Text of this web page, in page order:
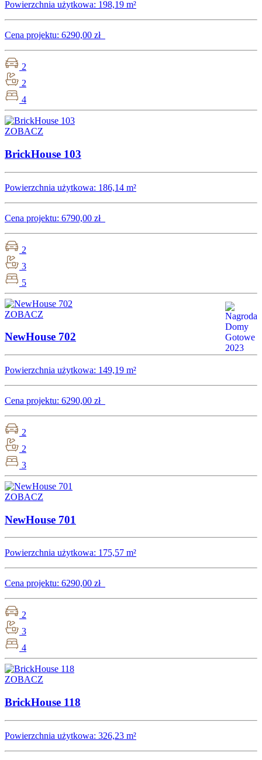
Powierzchnia użytkowa: 198,19 m²
Cena projektu: 6290,00 zł
2
2
4
ZOBACZ
BrickHouse 103
Powierzchnia użytkowa: 186,14 m²
Cena projektu: 6790,00 zł
2
3
5
ZOBACZ
NewHouse 702
Powierzchnia użytkowa: 149,19 m²
Cena projektu: 6290,00 zł
2
2
3
ZOBACZ
NewHouse 701
Powierzchnia użytkowa: 175,57 m²
Cena projektu: 6290,00 zł
2
3
4
ZOBACZ
BrickHouse 118
Powierzchnia użytkowa: 326,23 m²